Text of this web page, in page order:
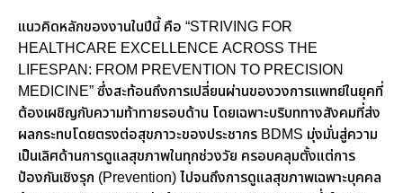
แนวคิดหลักของงานในปีนี้ คือ “STRIVING FOR
HEALTHCARE EXCELLENCE ACROSS THE
LIFESPAN: FROM PREVENTION TO PRECISION
MEDICINE”ซึ่งสะท้อนถึงการเปลี่ยนผ่านของวงการแพทย์ในยุคที่
ต้องเผชิญกับความท้าทายรอบด้าน โดยเฉพาะบริบททางสังคมที่ส่ง
ผลกระทบโดยตรงต่อสุขภาวะของประชากร BDMS มุ่งมั่นสู่ความ
เป็นเลิศด้านการดูแลสุขภาพในทุกช่วงวัย ครอบคลุมตั้งแต่การ
ป้องกันเชิงรุก (Prevention)ไปจนถึงการดูแลสุขภาพเฉพาะบุคคล